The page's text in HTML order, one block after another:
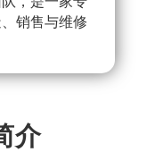
销售与维修
介